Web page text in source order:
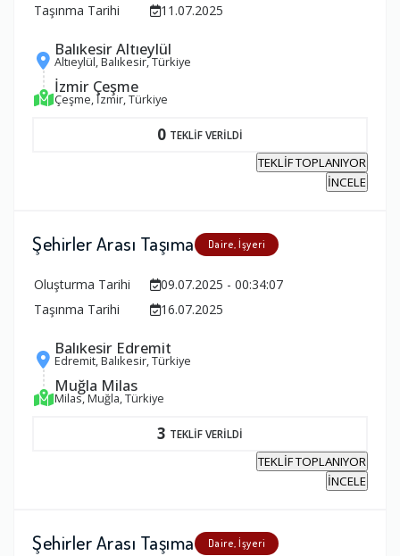
Taşınma Tarihi
11.07.2025
Balıkesir Altıeylül
Altıeylül, Balıkesir, Türkiye
İzmir Çeşme
Çeşme, İzmir, Türkiye
0 TEKLİF VERİLDİ
TEKLİF TOPLANIYOR
İNCELE
Şehirler Arası Taşıma Daire, İşyeri
Oluşturma Tarihi
09.07.2025 - 00:34:07
Taşınma Tarihi
16.07.2025
Balıkesir Edremit
Edremit, Balıkesir, Türkiye
Muğla Milas
Milas, Muğla, Türkiye
3 TEKLİF VERİLDİ
TEKLİF TOPLANIYOR
İNCELE
Şehirler Arası Taşıma Daire, İşyeri